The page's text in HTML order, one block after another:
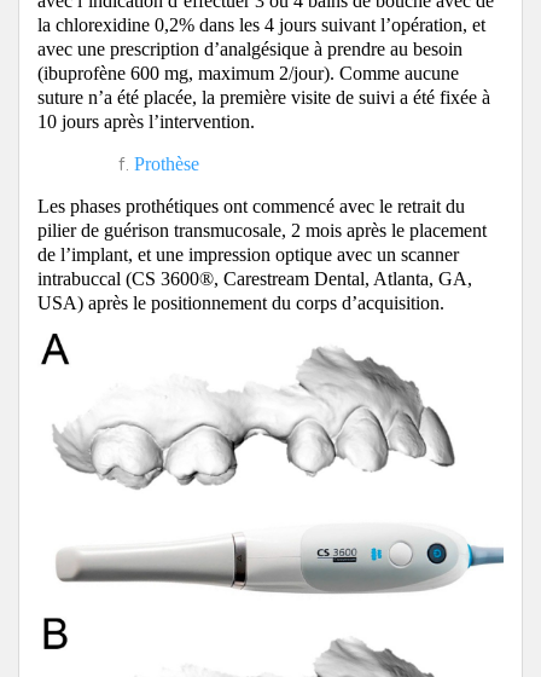
la chlorexidine 0,2% dans les 4 jours suivant l’opération, et
avec une prescription d’analgésique à prendre au besoin
(ibuprofène 600 mg, maximum 2/jour). Comme aucune
suture n’a été placée, la première visite de suivi a été fixée à
10 jours après l’intervention.
Prothèse
Les phases prothétiques ont commencé avec le retrait du
pilier de guérison transmucosale, 2 mois après le placement
de l’implant, et une impression optique avec un scanner
intrabuccal (CS 3600®, Carestream Dental, Atlanta, GA,
USA) après le positionnement du corps d’acquisition.